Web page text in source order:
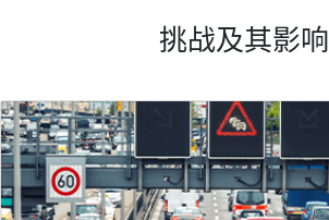
挑战及其影响